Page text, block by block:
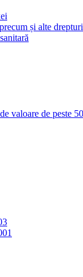
și alte
valoare de peste